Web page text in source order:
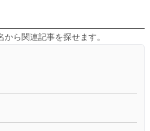
ら関連記事を探せます。